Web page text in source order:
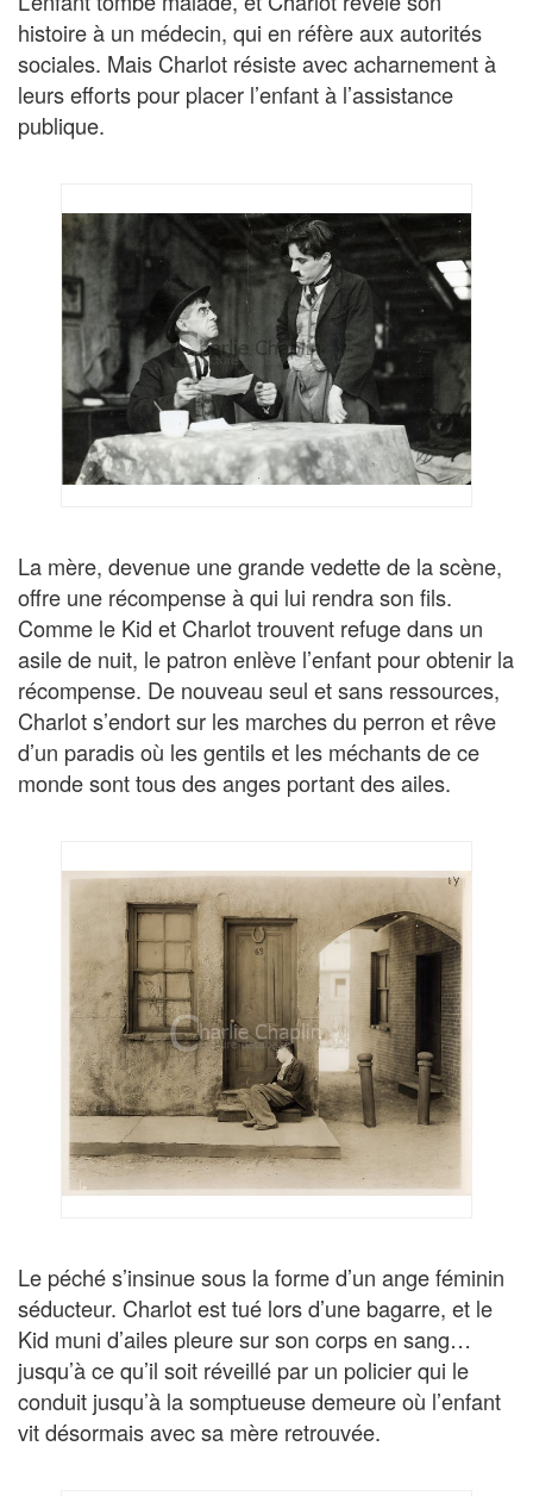
histoire à un médecin, qui en réfère aux autorités
sociales. Mais Charlot résiste avec acharnement à
leurs efforts pour placer l’enfant à l’assistance
publique.
La mère, devenue une grande vedette de la scène,
offre une récompense à qui lui rendra son fils.
Comme le Kid et Charlot trouvent refuge dans un
asile de nuit, le patron enlève l’enfant pour obtenir la
récompense. De nouveau seul et sans ressources,
Charlot s’endort sur les marches du perron et rêve
d’un paradis où les gentils et les méchants de ce
monde sont tous des anges portant des ailes.
Le péché s’insinue sous la forme d’un ange féminin
séducteur. Charlot est tué lors d’une bagarre, et le
Kid muni d’ailes pleure sur son corps en sang…
jusqu’à ce qu’il soit réveillé par un policier qui le
conduit jusqu’à la somptueuse demeure où l’enfant
vit désormais avec sa mère retrouvée.